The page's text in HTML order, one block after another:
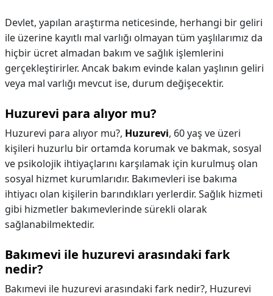
Devlet, yapılan araştırma neticesinde, herhangi bir geliri
ile üzerine kayıtlı mal varlığı olmayan tüm yaşlılarımız da
hiçbir ücret almadan bakım ve sağlık işlemlerini
gerçekleştirirler. Ancak bakım evinde kalan yaşlının geliri
veya mal varlığı mevcut ise, durum değişecektir.
Huzurevi para alıyor mu?
Huzurevi para alıyor mu?, Huzurevi, 60 yaş ve üzeri
kişileri huzurlu bir ortamda korumak ve bakmak, sosyal
ve psikolojik ihtiyaçlarını karşılamak için kurulmuş olan
sosyal hizmet kurumlarıdır. Bakımevleri ise bakıma
ihtiyacı olan kişilerin barındıkları yerlerdir. Sağlık hizmeti
gibi hizmetler bakımevlerinde sürekli olarak
sağlanabilmektedir.
Bakımevi ile huzurevi arasındaki fark
nedir?
Bakımevi ile huzurevi arasındaki fark nedir?, Huzurevi